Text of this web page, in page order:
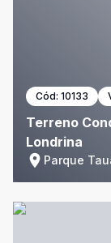
Cód: 10133
Terreno
Londrina
Parque